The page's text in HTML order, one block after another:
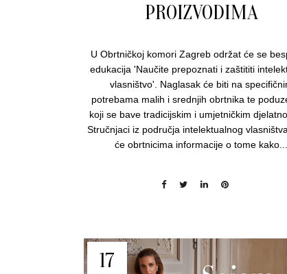
PROIZVODIMA
U Obrtničkoj komori Zagreb održat će se
edukacija 'Naučite prepoznati i zaštititi
vlasništvo'. Naglasak će biti na
potrebama malih i srednjih obrtnika te
koji se bave tradicijskim i umjetničkim
Stručnjaci iz područja intelektualnog
će obrtnicima informacije o tome kako...
17